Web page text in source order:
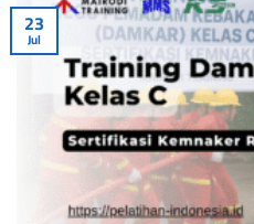
23
Jul